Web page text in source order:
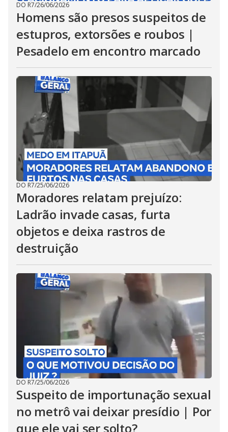
DO R7/26/06/2026
Homens são presos suspeitos de
estupros, extorsões e roubos |
Pesadelo em encontro marcado
DO R7/25/06/2026
Moradores relatam prejuízo:
Ladrão invade casas, furta
objetos e deixa rastros de
destruição
DO R7/25/06/2026
Suspeito de importunação sexual
no metrô vai deixar presídio | Por
que ele vai ser solto?